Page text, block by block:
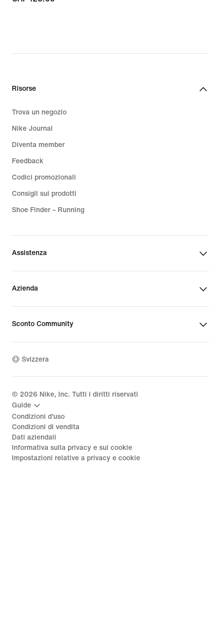
Risorse
Trova un negozio
Nike Journal
Diventa member
Feedback
Codici promozionali
Consigli sui prodotti
Shoe Finder – Running
Assistenza
Azienda
Sconto Community
Svizzera
© 2026 Nike, Inc. Tutti i diritti riservati
Guide
Condizioni d'uso
Condizioni di vendita
Dati aziendali
Informativa sulla privacy e sui cookie
Impostazioni relative a privacy e cookie